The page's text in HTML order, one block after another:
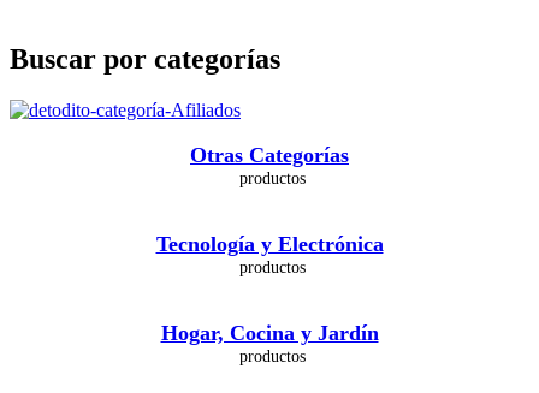
Buscar por categorías
Otras Categorías
Tecnología y Electrónica
Hogar, Cocina y Jardín